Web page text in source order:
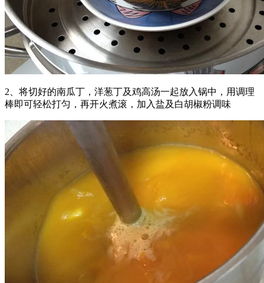
2、将切好的南瓜丁，洋葱丁及鸡高汤一起放入锅中，用调理
棒即可轻松打匀，再开火煮滚，加入盐及白胡椒粉调味